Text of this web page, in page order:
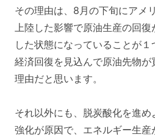
その理由は、8月の下旬にアメ
上陸した影響で原油生産の回
した状態になっていることが
経済回復を見込んで原油先物
理由だと思います。
それ以外にも、脱炭酸化を進
強化が原因で、エネルギー生